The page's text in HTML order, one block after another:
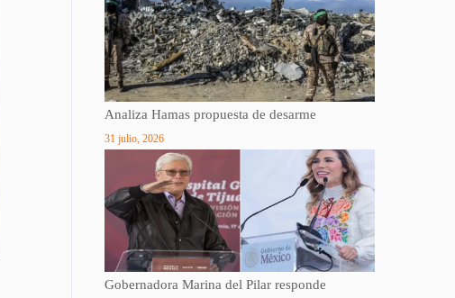
Analiza Hamas propuesta de desarme
31 julio, 2026
Gobernadora Marina del Pilar responde